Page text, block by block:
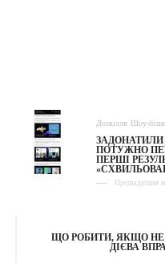
Дозвілля Шоу-
ЗАДОНАТИЛИ
ПОТУЖНО
ПЕРШІ
Предыдущая
ЩО РОБИТИ, ЯКЩО
ДІЄВА